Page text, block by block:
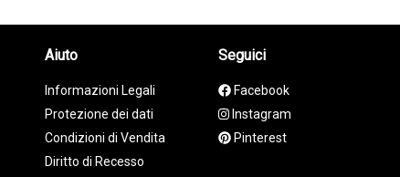
Aiuto
Informazioni Legali
Protezione dei dati
Condizioni di Vendita
Diritto di Recesso
Seguici
Facebook
Instagram
Pinterest